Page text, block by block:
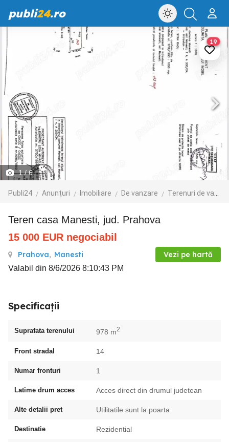
publi24.ro
1/ 6
Publi24 Anunțuri Imobiliare De vanzare Terenuri de vanzare
19
Teren casa Manesti, jud. Prahova
15 000 EUR negociabil
Prahova, Manesti Vezi pe hartă
Valabil din 8/6/2026 8:10:43 PM
Specificații
Suprafata terenului 978 m2
Front stradal 14
Numar fronturi 1
Latime drum acces Acces direct din drumul judetean
Alte detalii pret Utilitatile sunt la poarta
Destinatie Rezidential